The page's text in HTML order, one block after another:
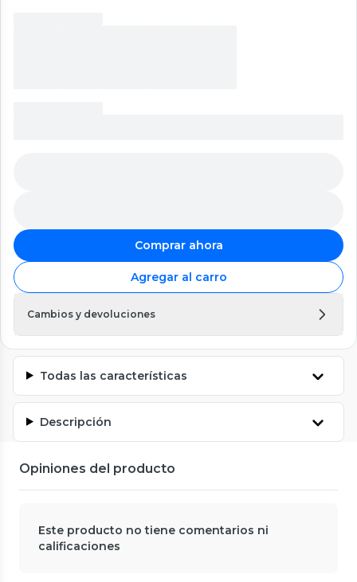
Comprar ahora
Agregar al carro
Cambios y devoluciones
Todas las características
Descripción
Opiniones del producto
Este producto no tiene comentarios ni
calificaciones